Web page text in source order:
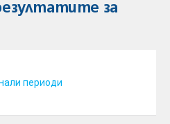
за
периоди